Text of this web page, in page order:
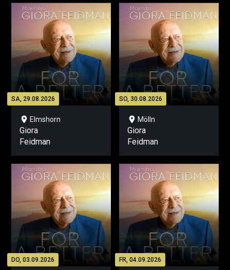
SA, 29.08.2026
location_on Elmshorn
Giora
Feidman
SO, 30.08.2026
location_on Mölln
Giora
Feidman
DO, 03.09.2026 FR, 04.09.2026